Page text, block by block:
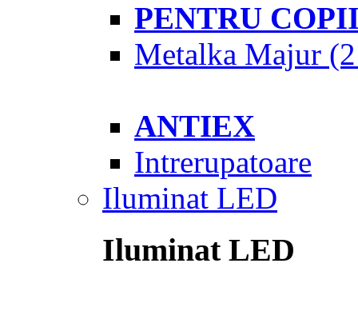
PENTRU
Metalka Majur
ANTIEX
Intrerupatoare
Iluminat LED
Iluminat LED